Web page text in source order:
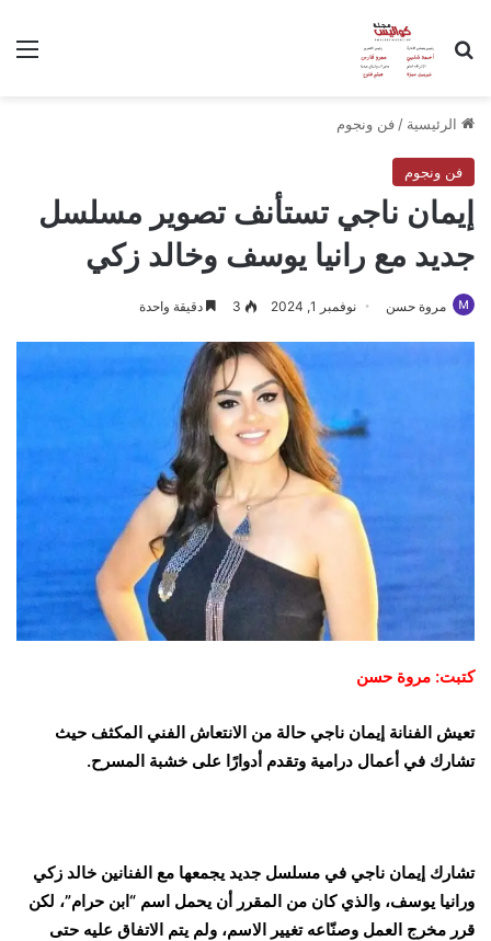
بحث عن
الرئيسية / فن ونجوم
فن ونجوم
إيمان ناجي تستأنف تصوير مسلسل
جديد مع رانيا يوسف وخالد زكي
مروة حسن نوفمبر 1, 2024 3 دقيقة واحدة
كتبت: مروة حسن
تعيش الفنانة إيمان ناجي حالة من الانتعاش الفني المكثف حيث
تشارك في أعمال درامية وتقدم أدوارًا على خشبة المسرح.
تشارك إيمان ناجي في مسلسل جديد يجمعها مع الفنانين خالد زكي
ورانيا يوسف، والذي كان من المقرر أن يحمل اسم “ابن حرام”، لكن
قرر مخرج العمل وصنّاعه تغيير الاسم، ولم يتم الاتفاق عليه حتى